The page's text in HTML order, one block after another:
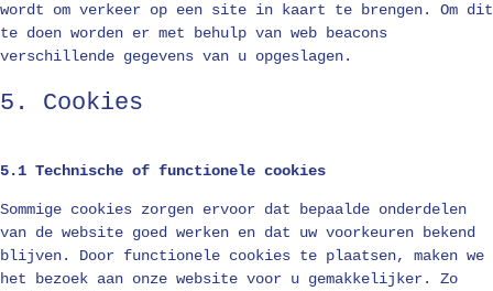
wordt om verkeer op een site in kaart te brengen. Om dit
te doen worden er met behulp van web beacons
verschillende gegevens van u opgeslagen.
5. Cookies
5.1 Technische of functionele cookies
Sommige cookies zorgen ervoor dat bepaalde onderdelen
van de website goed werken en dat uw voorkeuren bekend
blijven. Door functionele cookies te plaatsen, maken we
het bezoek aan onze website voor u gemakkelijker. Zo